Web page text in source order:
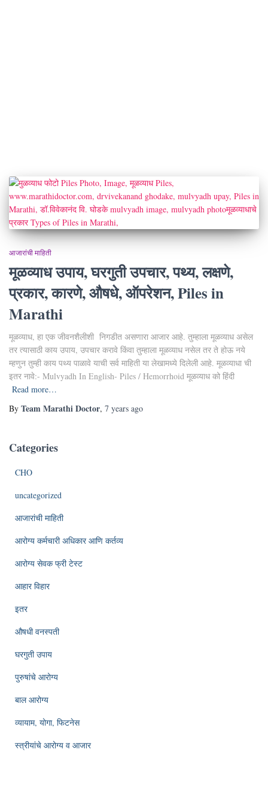
आजारांची माहिती
मूळव्याध उपाय, घरगुती उपचार, पथ्य, लक्षणे,
प्रकार, कारणे, औषधे, ऑपरेशन, Piles in
Marathi
मूळव्याध, हा एक जीवनशैलीशी निगडीत असणारा आजार आहे. तुम्हाला मूळव्याध असेल
तर त्यासाठी काय उपाय, उपचार करावे किंवा तुम्हाला मूळव्याध नसेल तर ते होऊ नये
म्हणुन तुम्ही काय पथ्य पाळावे याची सर्व माहिती या लेखामध्ये दिलेली आहे. मूळव्याधा ची
इतर नावे:- Mulvyadh In English- Piles / Hemorrhoid मूळव्याध को हिंदी
Read more…
By Team Marathi Doctor, 7 years ago
Categories
CHO
uncategorized
आजारांची माहिती
आरोग्य कर्मचारी अधिकार आणि कर्तव्य
आरोग्य सेवक फ्री टेस्ट
आहार विहार
इतर
औषधी वनस्पती
घरगुती उपाय
पुरुषांचे आरोग्य
बाल आरोग्य
व्यायाम, योगा, फिटनेस
स्त्रीयांचे आरोग्य व आजार